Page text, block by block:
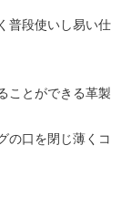
普段使いし易い仕
ことができる革製
の口を閉じ薄くコ